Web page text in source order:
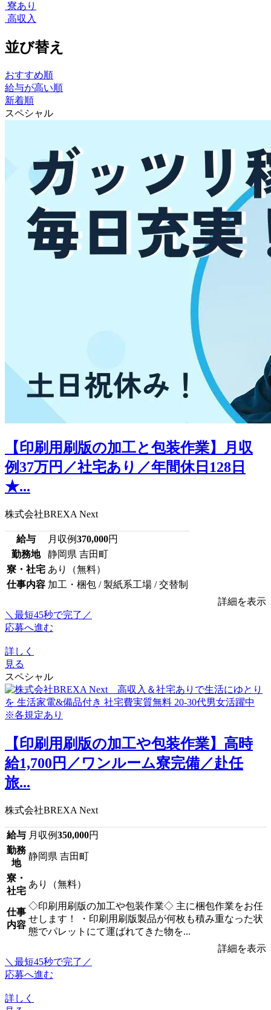
寮あり
高収入
並び替え
おすすめ順
給与が高い順
新着順
スペシャル
【印刷用刷版の加工と包装作業】月収
例37万円／社宅あり／年間休日128日
★...
株式会社BREXA Next
給与 月収例370,000円
勤務地
静岡県 吉田町
寮・社宅 あり（無料）
仕事内容 加工・梱包 / 製紙系工場 / 交替制
詳細を表示
＼最短45秒で完了／
応募へ進む
詳しく
見る
スペシャル
【印刷用刷版の加工や包装作業】高時
給1,700円／ワンルーム寮完備／赴任
旅...
株式会社BREXA Next
給与 月収例350,000円
勤務
地
静岡県 吉田町
寮・
社宅
あり（無料）
仕事
内容
◇印刷用刷版の加工や包装作業◇ 主に梱包作業をお任
せします！ ・印刷用刷版製品が何枚も積み重なった状
態でパレットにて運ばれてきた物を...
詳細を表示
＼最短45秒で完了／
応募へ進む
詳しく